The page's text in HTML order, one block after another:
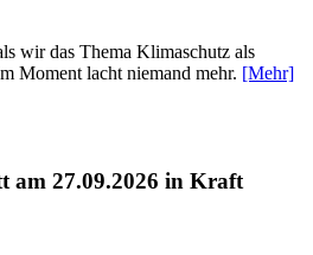
wir das Thema Klimaschutz als
Moment lacht niemand mehr. [Mehr]
am 27.09.2026 in Kraft